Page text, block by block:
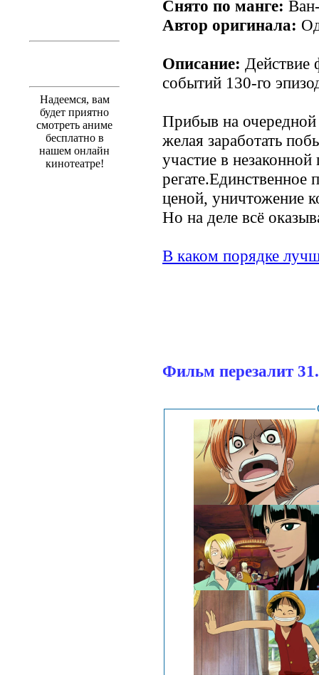
Надеемся, вам
будет приятно
смотреть аниме
бесплатно в
нашем онлайн
кинотеатре!
Снято по манге:
Автор оригинала:
Описание: Действие
событий 130-го
Прибыв на
желая заработать
участие в незаконной
ценой, уничтожение
Но на деле всё
В каком порядке
Фильм перезалит